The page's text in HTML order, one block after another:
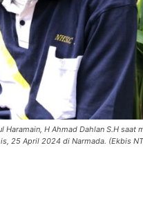
Haramain, H Ahmad Dahlan S.H saat
25 April 2024 di Narmada. (Ekbis